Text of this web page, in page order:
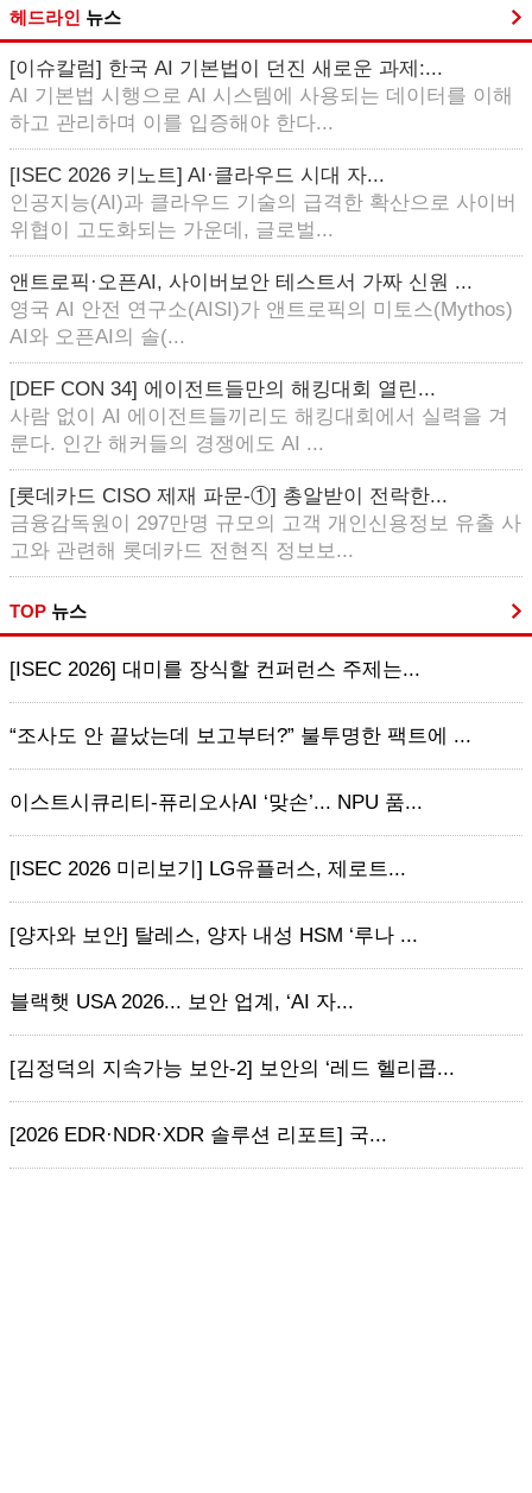
헤드라인 뉴스
[이슈칼럼] 한국 AI 기본법이 던진 새로운 과제:...
AI 기본법 시행으로 AI 시스템에 사용되는 데이터를 이해
하고 관리하며 이를 입증해야 한다...
[ISEC 2026 키노트] AI·클라우드 시대 자...
인공지능(AI)과 클라우드 기술의 급격한 확산으로 사이버
위협이 고도화되는 가운데, 글로벌...
앤트로픽·오픈AI, 사이버보안 테스트서 가짜 신원 ...
영국 AI 안전 연구소(AISI)가 앤트로픽의 미토스(Mythos)
AI와 오픈AI의 솔(...
[DEF CON 34] 에이전트들만의 해킹대회 열린...
사람 없이 AI 에이전트들끼리도 해킹대회에서 실력을 겨
룬다. 인간 해커들의 경쟁에도 AI ...
[롯데카드 CISO 제재 파문-①] 총알받이 전락한...
금융감독원이 297만명 규모의 고객 개인신용정보 유출 사
고와 관련해 롯데카드 전현직 정보보...
TOP 뉴스
[ISEC 2026] 대미를 장식할 컨퍼런스 주제는...
“조사도 안 끝났는데 보고부터?” 불투명한 팩트에 ...
이스트시큐리티-퓨리오사AI ‘맞손’... NPU 품...
[ISEC 2026 미리보기] LG유플러스, 제로트...
[양자와 보안] 탈레스, 양자 내성 HSM ‘루나 ...
블랙햇 USA 2026... 보안 업계, ‘AI 자...
[김정덕의 지속가능 보안-2] 보안의 ‘레드 헬리콥...
[2026 EDR·NDR·XDR 솔루션 리포트] 국...